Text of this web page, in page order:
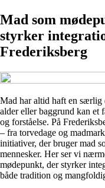
Mad som
styrker
Frederiksberg
Mad har altid haft en særlig
alder eller baggrund kan et
og forståelse. På
– fra torvedage og
initiativer, der bruger mad
mennesker. Her ser vi
mødepunkt, der styrker
både tradition og